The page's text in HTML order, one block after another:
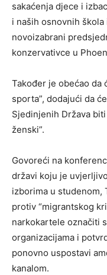
sakaćenja djece i
i naših osnovnih
novoizabrani
konzervativce u
Također je obećao da
sporta”, dodajući da
Sjedinjenih Država
ženski”.
Govoreći na
državi koju je
izborima u studenom,
protiv “migrantskog
narkokartele označiti
organizacijama i
ponovno uspostavi
kanalom.